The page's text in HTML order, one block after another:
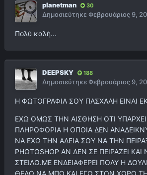
planetman 30
ΔημοσιεύτηκεΦεβρουάριος 9,
Πολύ καλή...
DEEPSKY 188
ΔημοσιεύτηκεΦεβρουάριος 9,
Η ΦΩΤΟΓΡΑΦΙΑ ΣΟΥ ΠΑΣΧΑΛΗ ΕΙΝΑΙ
ΕΧΩ ΟΜΩΣ ΤΗΝ ΑΙΣΘΗΣΗ ΟΤΙ
ΠΛΗΡΟΦΟΡΙΑ Η ΟΠΟΙΑ ΔΕΝ
ΝΑ ΕΧΩ ΤΗΝ ΑΔΕΙΑ ΣΟΥ ΝΑ ΤΗΝ
PHOTOSHOP ΑΝ ΔΕΝ ΣΕ ΠΕΙΡΑΖΕΙ
ΣΤΕΙΛΩ.ΜΕ ΕΝΔΕΙΑΦΕΡΕΙ ΠΟΛΥ Η